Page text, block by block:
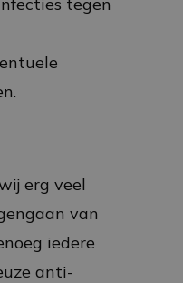
erg veel
van
iedere
anti-